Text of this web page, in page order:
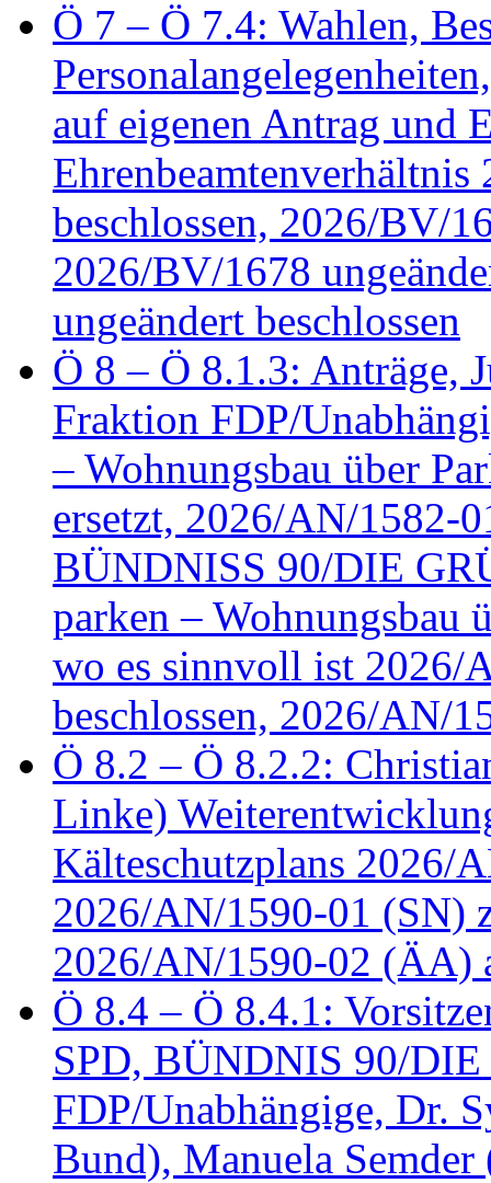
Ö 7 – Ö 7.4: Wahlen,
auf eigenen Antrag und
beschlossen, 2026/BV/
2026/BV/1678
ungeändert beschlossen
Ö 8 – Ö 8.1.3: Anträge,
Fraktion FDP/
– Wohnungsbau über
ersetzt, 2026/AN/1582-
BÜNDNISS 90/DIE
parken – Wohnungsbau
wo es sinnvoll ist 2026/
beschlossen, 2026/AN/
Ö 8.2 – Ö 8.2.2:
Linke)
Kälteschutzplans 2026/
2026/AN/1590-01 (SN)
2026/AN/1590-02 (ÄA)
Ö 8.4 – Ö 8.4.1:
SPD, BÜNDNIS 90/
FDP/Unabhängige, Dr.
Bund), Manuela